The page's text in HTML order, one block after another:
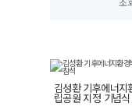
김성환 기후에너
립공원 지정 기념